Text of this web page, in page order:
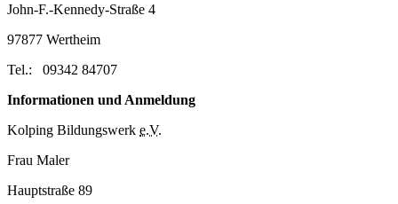
John-F.-Kennedy-Straße 4
97877 Wertheim
Tel.: 09342 84707
Informationen und Anmeldung
Kolping Bildungswerk e.V.
Frau Maler
Hauptstraße 89